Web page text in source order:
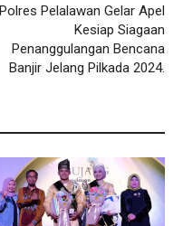
Polres Pelalawan Gelar Apel
Kesiap Siagaan
Penanggulangan Bencana
Banjir Jelang Pilkada 2024.